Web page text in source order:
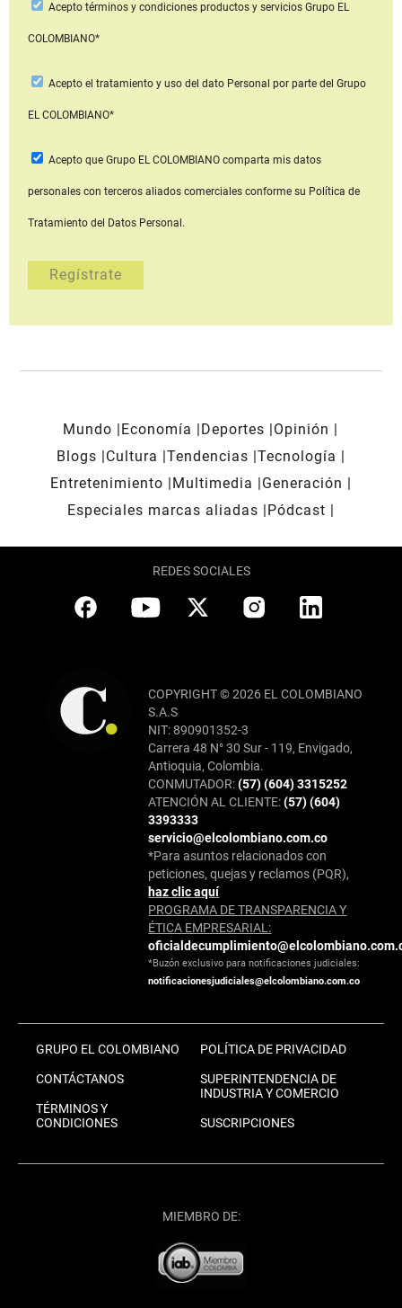
Aceptotérminos y condiciones productos y serviciosGrupo EL
COLOMBIANO*
Acepto el tratamiento y uso del dato Personal por parte del Grupo
EL COLOMBIANO*
Acepto que Grupo EL COLOMBIANOcomparta mis datos
personales con terceros aliados comerciales conforme su Política de
Tratamiento del Datos Personal.
Mundo Economía Deportes
Opinión
Blogs
Cultura Tendencias Tecnología
Entretenimiento
Multimedia
Generación
Especiales marcas aliadas
Pódcast
REDES SOCIALES
COPYRIGHT © 2026 EL COLOMBIANO
S.A.S
NIT: 890901352-3
Carrera 48 N° 30 Sur - 119, Envigado,
Antioquia, Colombia.
CONMUTADOR:(57) (604) 3315252
ATENCIÓN AL CLIENTE:(57) (604)
3393333
servicio@elcolombiano.com.co
*Para asuntos relacionados con
peticiones, quejas y reclamos (PQR),
haz clic aquí
PROGRAMA DE TRANSPARENCIA Y
ÉTICA EMPRESARIAL:
*Buzón exclusivo para notificaciones judiciales:
notificacionesjudiciales@elcolombiano.com.co
GRUPO EL COLOMBIANO
CONTÁCTANOS
TÉRMINOS Y
CONDICIONES
POLÍTICA DE PRIVACIDAD
SUPERINTENDENCIA DE
INDUSTRIA Y COMERCIO
SUSCRIPCIONES
MIEMBRO DE: